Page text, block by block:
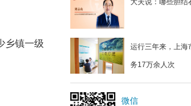
乡镇一级
大夫说：哪些胆结
运行三年来，上海
务17万余人次
微信